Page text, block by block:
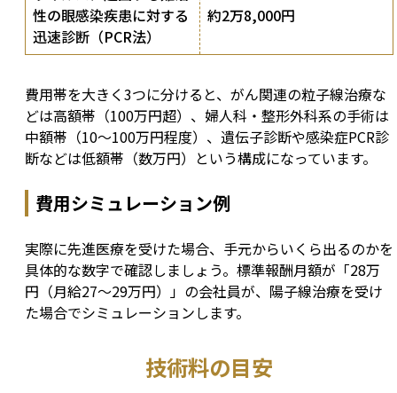
性の眼感染疾患に対する
迅速診断（PCR法）
約2万8,000円
費用帯を大きく3つに分けると、がん関連の粒子線治療な
どは高額帯（100万円超）、婦人科・整形外科系の手術は
中額帯（10〜100万円程度）、遺伝子診断や感染症PCR診
断などは低額帯（数万円）という構成になっています。
費用シミュレーション例
実際に先進医療を受けた場合、手元からいくら出るのかを
具体的な数字で確認しましょう。標準報酬月額が「28万
円（月給27〜29万円）」の会社員が、陽子線治療を受け
た場合でシミュレーションします。
技術料の目安